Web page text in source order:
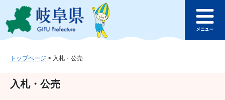
ジ
ュ
このページの本文へ
ュ
トップページ > 入札・公売
入札・公売